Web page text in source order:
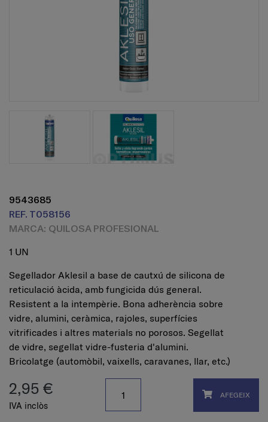
9543685
REF. T058156
MARCA: QUILOSA PROFESIONAL
1 UN
Segellador Aklesil a base de cautxú de silicona de
reticulació àcida, amb fungicida dús general.
Resistent a la intempèrie. Bona adherència sobre
vidre, alumini, ceràmica, rajoles, superfícies
vitrificades i altres materials no porosos. Segellat
de vidre, segellat vidre-fusteria d'alumini.
Bricolatge (automòbil, vaixells, caravanes, llar, etc.)
2,95 €
IVA inclòs
AFEGEIX